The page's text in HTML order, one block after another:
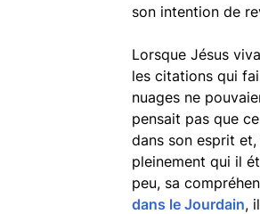
son intention de
Lorsque Jésus
les citations qui
nuages ne
pensait pas que
dans son esprit
pleinement qui il
peu, sa
dans le Jourdain,